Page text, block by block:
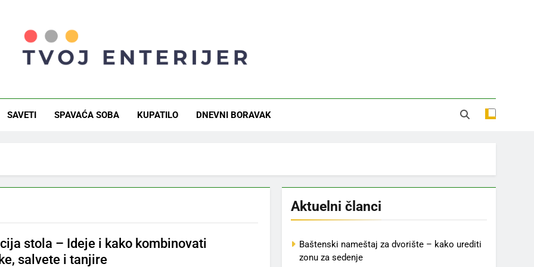
SAVETI SPAVAĆA SOBA KUPATILO DNEVNI BORAVAK
stola – Ideje i kako kombinovati
salvete i tanjire
Aktuelni članci
Baštenski nameštaj za dvorište – kako urediti
zonu za sedenje